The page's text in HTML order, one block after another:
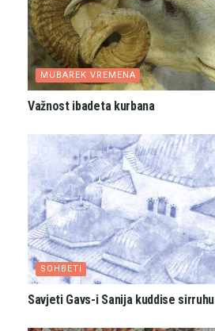
MUBAREK VREMENA
Važnost ibadeta kurbana
SOHBETI
Savjeti Gavs-i Sanija kuddise sirruhu